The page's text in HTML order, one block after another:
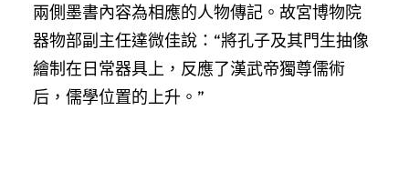
兩側墨書內容為相應的人物傳記。故宮博物院
器物部副主任達微佳說：“將孔子及其門生抽像
繪制在日常器具上，反應了漢武帝獨尊儒術
后，儒學位置的上升。”